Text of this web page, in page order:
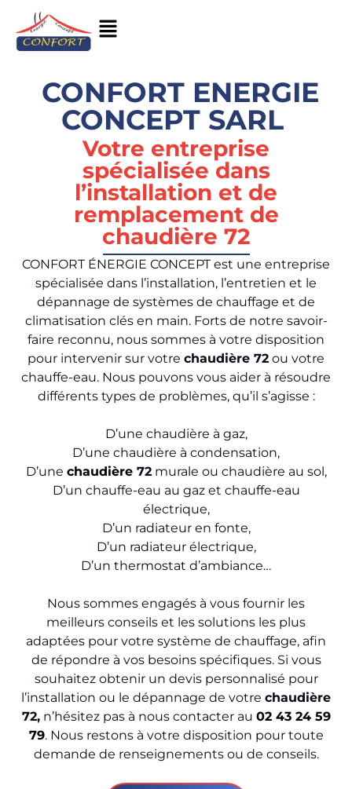
CONFORT ENERGIE
CONCEPT SARL
Votre entreprise
spécialisée dans
l’installation et de
remplacement de
chaudière 72
CONFORT ÉNERGIE CONCEPT est une entreprise
spécialisée dans l’installation, l’entretien et le
dépannage de systèmes de chauffage et de
climatisation clés en main. Forts de notre savoir-
faire reconnu, nous sommes à votre disposition
pour intervenir sur votre chaudière 72 ou votre
chauffe-eau. Nous pouvons vous aider à résoudre
différents types de problèmes, qu’il s’agisse :
D’une chaudière à gaz,
D’une chaudière à condensation,
D’une chaudière72murale ou chaudière au sol,
D’un chauffe-eau au gaz et chauffe-eau
électrique,
D’un radiateur en fonte,
D’un radiateur électrique,
D’un thermostat d’ambiance…
Nous sommes engagés à vous fournir les
meilleurs conseils et les solutions les plus
adaptées pour votre système de chauffage, afin
de répondre à vos besoins spécifiques. Si vous
souhaitez obtenir un devis personnalisé pour
l’installation ou le dépannage de votre chaudière
72,n’hésitez pas à nous contacter au 02 43 24 59
79. Nous restons à votre disposition pour toute
demande de renseignements ou de conseils.